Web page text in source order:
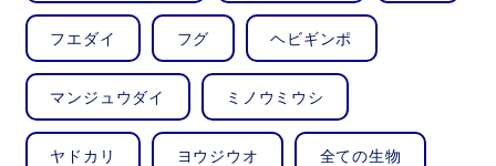
フエダイ フグ ヘビギンポ
マンジュウダイ ミノウミウシ
ヤドカリ ヨウジウオ 全ての生物